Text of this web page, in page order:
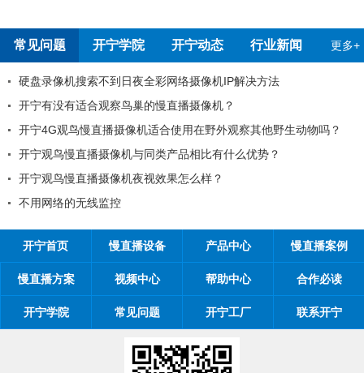
常见问题 开宁学院 开宁动态 行业新闻 更多+
到日夜全彩网络摄像机IP解决方法
察鸟巢的慢直播摄像机？
摄像机适合使用在野外观察其他野生动物吗？
像机与同类产品相比有什么优势？
像机夜视效果怎么样？
工程商如何制定
开宁首页 慢直播设备 产品中心 慢直播案例
慢直播方案 视频中心 帮助中心 合作必读
开宁学院 常见问题 开宁工厂 联系开宁